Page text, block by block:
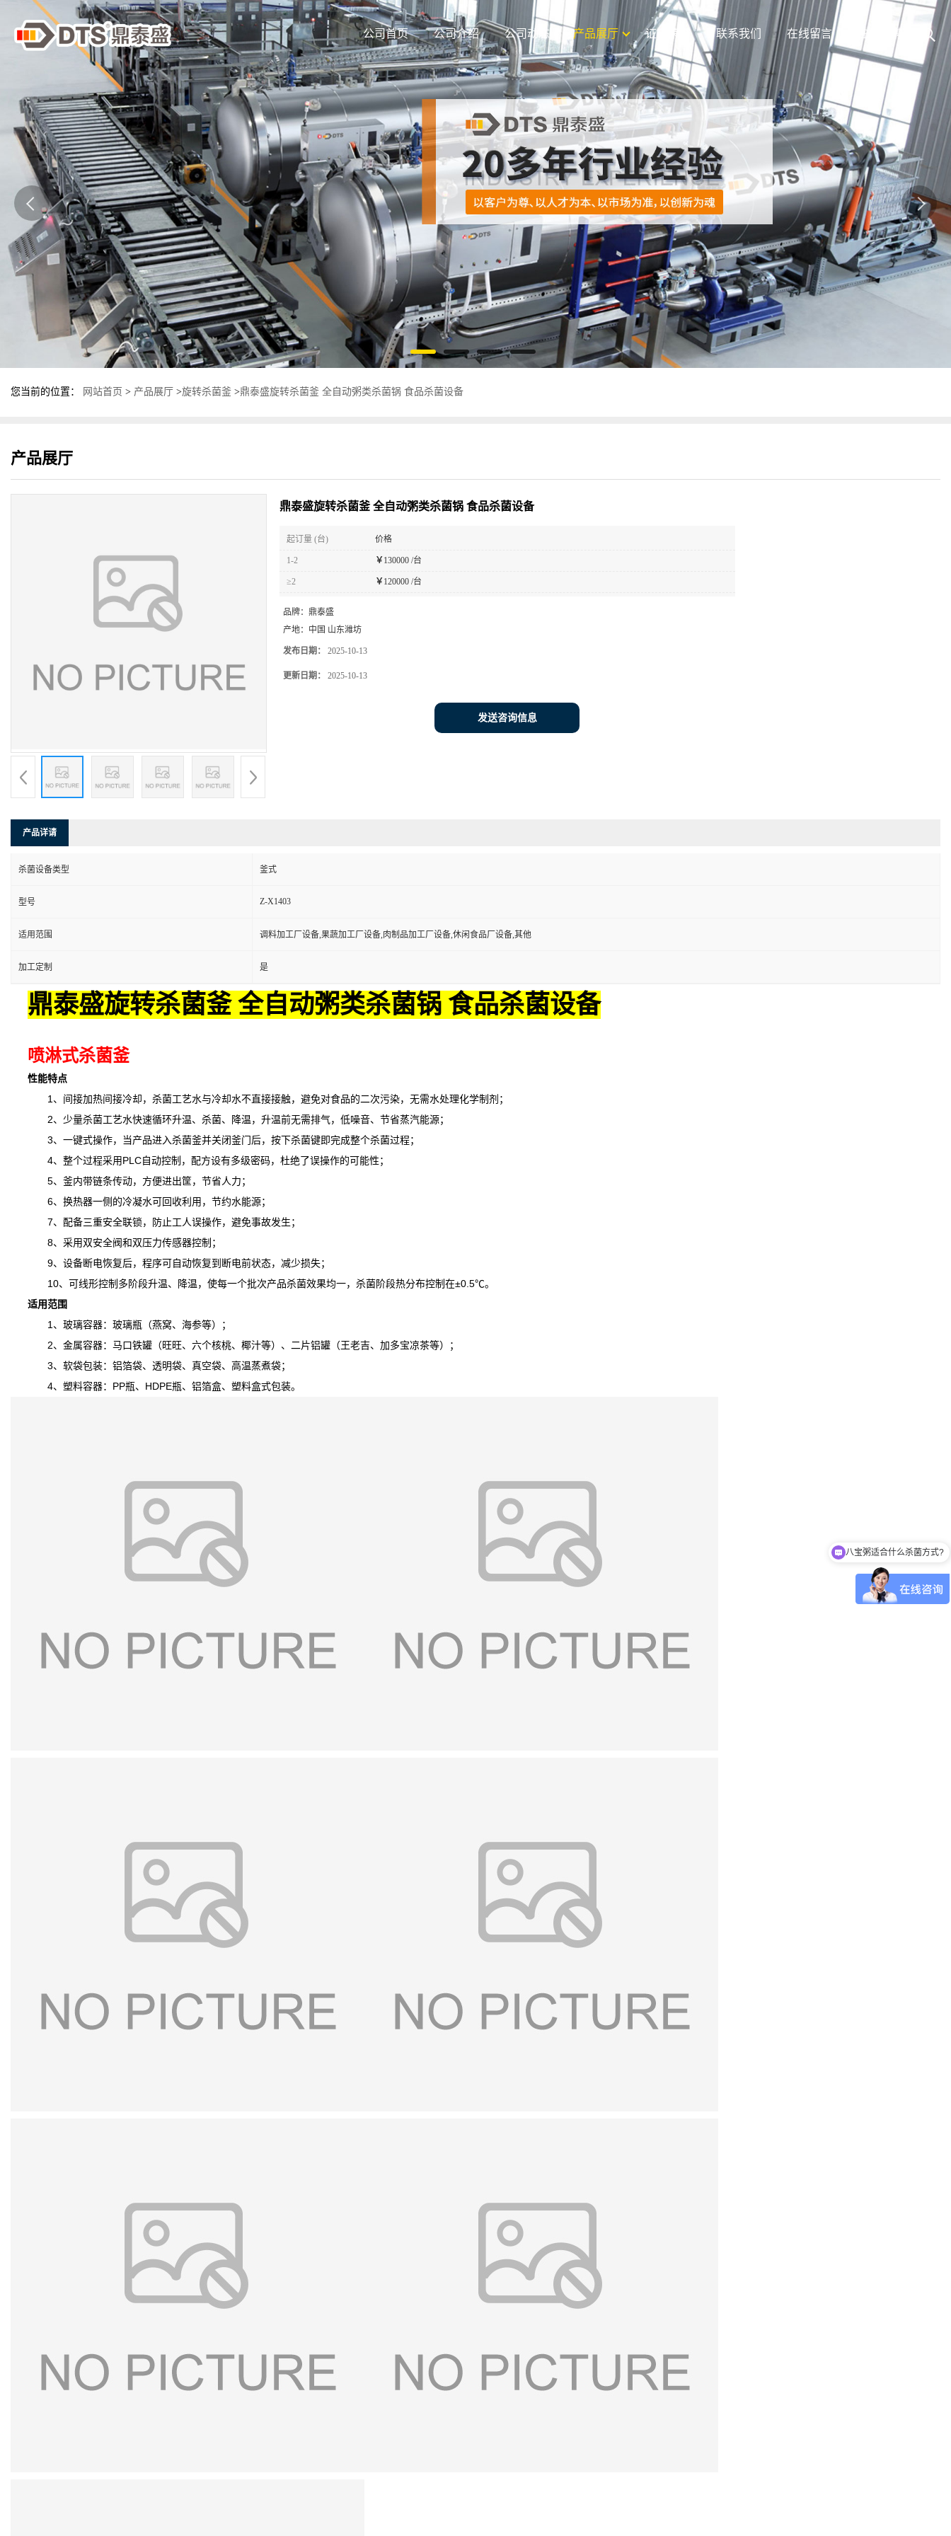
公司首页 公司介绍 公司动态 产品展厅 证书荣誉 联系我们 在线留言 在线招聘
您当前的位置： 网站首页 > 产品展厅 >旋转杀菌釜 >鼎泰盛旋转杀菌釜 全自动粥类杀菌锅 食品杀菌设备
产品展厅
鼎泰盛旋转杀菌釜 全自动粥类杀菌锅 食品杀菌设备
起订量 (台) 价格
1-2 ￥ 130000 /台
≥2 ￥ 120000 /台
品牌： 鼎泰盛
产地： 中国 山东潍坊
发布日期： 2025-10-13
更新日期： 2025-10-13
发送咨询信息
产品详请
杀菌设备类型 釜式
型号 Z-X1403
适用范围 调料加工厂设备,果蔬加工厂设备,肉制品加工厂设备,休闲食品厂设备,其他
加工定制 是
鼎泰盛旋转杀菌釜 全自动粥类杀菌锅 食品杀菌设备
喷淋式杀菌釜
性能特点
1、间接加热间接冷却，杀菌工艺水与冷却水不直接接触，避免对食品的二次污染，无需水处理化学制剂；
2、少量杀菌工艺水快速循环升温、杀菌、降温，升温前无需排气，低噪音、节省蒸汽能源；
3、一键式操作，当产品进入杀菌釜并关闭釜门后，按下杀菌键即完成整个杀菌过程；
4、整个过程采用PLC自动控制，配方设有多级密码，杜绝了误操作的可能性；
5、釜内带链条传动，方便进出筐，节省人力；
6、换热器一侧的冷凝水可回收利用，节约水能源；
7、配备三重安全联锁，防止工人误操作，避免事故发生；
8、采用双安全阀和双压力传感器控制；
9、设备断电恢复后，程序可自动恢复到断电前状态，减少损失；
10、可线形控制多阶段升温、降温， 使每一个批次产品杀菌效果均一，杀菌阶段热分布控制在±0.5℃。
适用范围
1、玻璃容器：玻璃瓶（燕窝、海参等）；
2、金属容器：马口铁罐（旺旺、六个核桃、椰汁等）、二片铝罐（王老吉、加多宝凉茶等）；
3、软袋包装：铝箔袋、透明袋、真空袋、高温蒸煮袋；
4、塑料容器：PP瓶、HDPE瓶、铝箔盒、塑料盒式包装。
肉制品适合什么杀菌方式?